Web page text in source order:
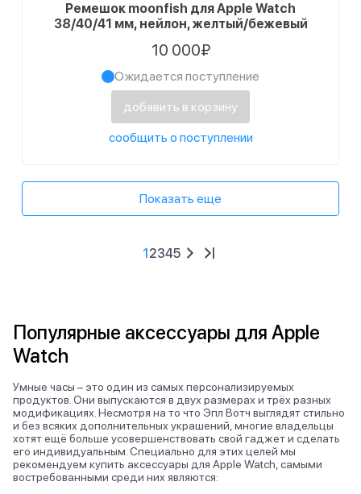
Ремешок moonfish для Apple Watch
38/40/41 мм, нейлон, желтый/бежевый
10 000₽
Ожидается поступление
добавить в корзину
сообщить о поступлении
Показать еще
12345
Популярные аксессуары для Apple
Watch
Умные часы – это один из самых персонализируемых
продуктов. Они выпускаются в двух размерах и трёх разных
модификациях. Несмотря на то что Эпл Вотч выглядят стильно
и без всяких дополнительных украшений, многие владельцы
хотят ещё больше усовершенствовать свой гаджет и сделать
его индивидуальным. Специально для этих целей мы
рекомендуем купить аксессуары для Apple Watch, самыми
востребованными среди них являются: